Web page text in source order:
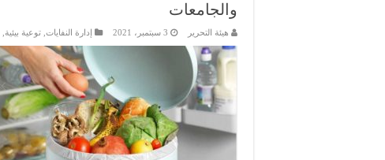
والجامعات
هيئة التحرير 3 سبتمبر، 2021 إدارة النفايات توعية بيئية